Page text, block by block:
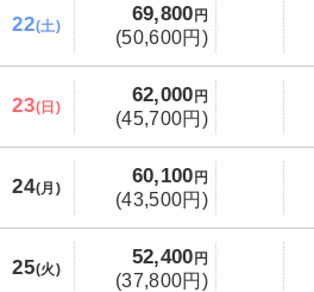
22(土)
69,800 円
(50,600円)
23(日)
62,000 円
(45,700円)
24(月)
60,100 円
(43,500円)
25(火)
52,400 円
(37,800円)